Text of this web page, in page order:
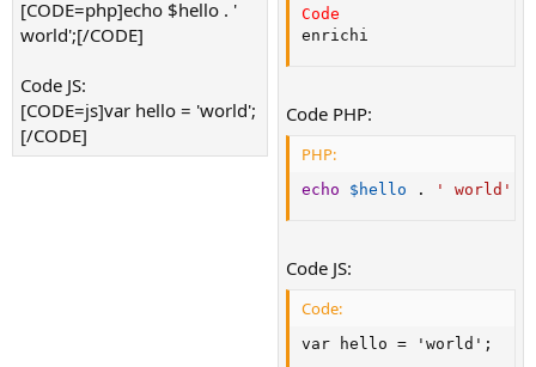
[CODE=php]echo $hello . '
world';[/CODE]
Code JS:
[CODE=js]var hello = 'world';
[/CODE]
Code
enrichi
Code PHP:
PHP:
echo $hello . ' world'
Code JS:
Code:
var hello = 'world';